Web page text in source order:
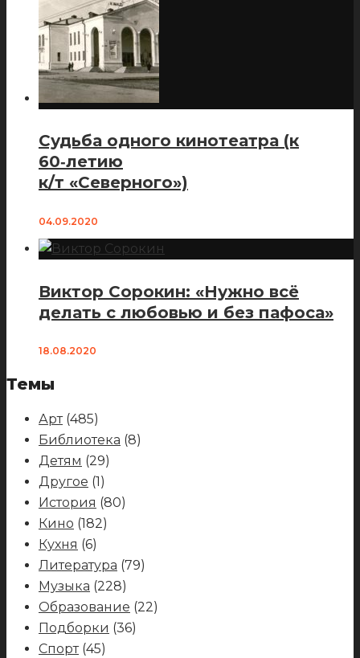
Судьба одного кинотеатра (к
60‑летию
к/т «Северного»)
04.09.2020
Виктор Сорокин: «Нужно всё
делать с любовью и без пафоса»
18.08.2020
Темы
Арт(485)
Библиотека (8)
Детям (29)
Другое (1)
История (80)
Кино (182)
Кухня (6)
Литература (79)
Музыка (228)
Образование (22)
Подборки (36)
Спорт(45)